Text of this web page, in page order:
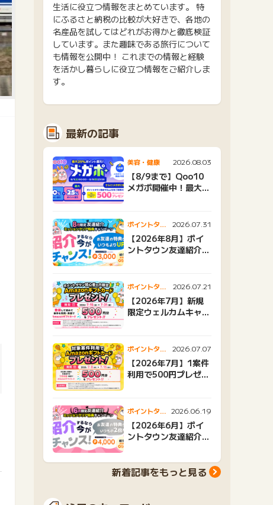
生活に役立つ情報をまとめています。 特
にふるさと納税の比較が大好きで、各地の
名産品を試してはどれがお得かと徹底検証
しています。また趣味である旅行について
も情報を公開中！ これまでの情報と経験
を活かし暮らしに役立つ情報をご紹介しま
す。
最新の記事
美容・健康 2026.08.03
【8/9まで】Qoo10
メガポ開催中！最大
ポイントタウ
ンニュース
2026.07.31
【2026年8月】ポイ
ントタウン友達紹介キ
ポイントタウ
ンニュース
2026.07.21
【2026年7月】新規
限定ウェルカムキャン
ポイントタウ
ンニュース
2026.07.07
【2026年7月】1案件
利用で500円プレゼン
ポイントタウ
ンニュース
2026.06.19
【2026年6月】ポイ
ントタウン友達紹介キ
新着記事をもっと見る